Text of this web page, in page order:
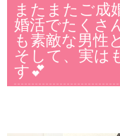
またまたご成
婚活でたくさ
も素敵な男性
そして、実
す💕